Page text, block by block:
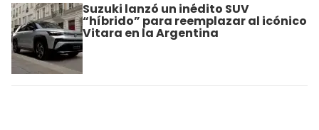
Suzuki lanzó un inédito SUV
“híbrido” para reemplazar al icónico
Vitara en la Argentina